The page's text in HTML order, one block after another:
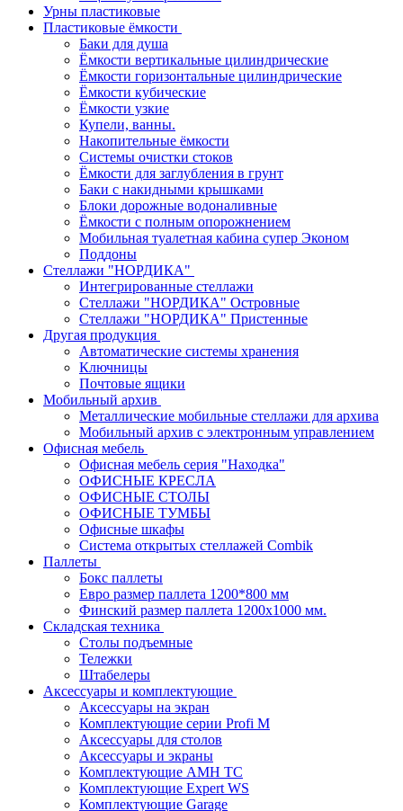
Урны пластиковые
Пластиковые ёмкости
Баки для душа
Ёмкости вертикальные цилиндрические
Ёмкости горизонтальные цилиндрические
Ёмкости кубические
Ёмкости узкие
Купели, ванны.
Накопительные ёмкости
Системы очистки стоков
Ёмкости для заглубления в грунт
Баки с накидными крышками
Блоки дорожные водоналивные
Ёмкости с полным опорожнением
Мобильная туалетная кабина супер Эконом
Поддоны
Стеллажи "НОРДИКА"
Интегрированные стеллажи
Стеллажи "НОРДИКА" Островные
Стеллажи "НОРДИКА" Пристенные
Другая продукция
Автоматические системы хранения
Ключницы
Почтовые ящики
Мобильный архив
Металлические мобильные стеллажи для архива
Мобильный архив с электронным управлением
Офисная мебель
Офисная мебель серия "Находка"
ОФИСНЫЕ КРЕСЛА
ОФИСНЫЕ СТОЛЫ
ОФИСНЫЕ ТУМБЫ
Офисные шкафы
Система открытых стеллажей Combik
Паллеты
Бокс паллеты
Евро размер паллета 1200*800 мм
Финский размер паллета 1200х1000 мм.
Складская техника
Столы подъемные
Тележки
Штабелеры
Аксессуары и комплектующие
Аксессуары на экран
Комплектующие серии Profi M
Аксессуары для столов
Аксессуары и экраны
Комплектующие AMH TC
Комплектующие Expert WS
Комплектующие Garage